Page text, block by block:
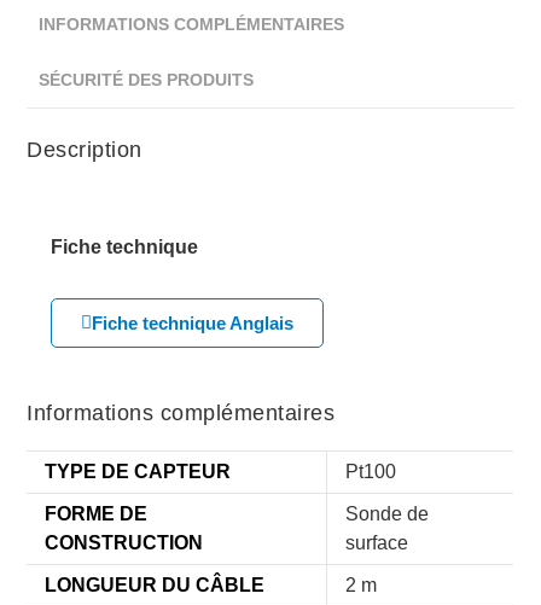
INFORMATIONS COMPLÉMENTAIRES
SÉCURITÉ DES PRODUITS
Description
Fiche technique
Fiche technique Anglais
Informations complémentaires
TYPE DE CAPTEUR Pt100
FORME DE
CONSTRUCTION
Sonde de
surface
LONGUEUR DU CÂBLE 2 m